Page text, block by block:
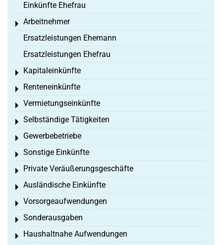
Einkünfte Ehefrau
Arbeitnehmer
Toggle menu
Ersatzleistungen Ehemann
Ersatzleistungen Ehefrau
Kapitaleinkünfte
Toggle menu
Renteneinkünfte
Toggle menu
Vermietungseinkünfte
Toggle menu
Selbständige Tätigkeiten
Toggle menu
Gewerbebetriebe
Toggle menu
Sonstige Einkünfte
Toggle menu
Private Veräußerungsgeschäfte
Toggle menu
Ausländische Einkünfte
Toggle menu
Vorsorgeaufwendungen
Toggle menu
Sonderausgaben
Toggle menu
Haushaltnahe Aufwendungen
Toggle menu